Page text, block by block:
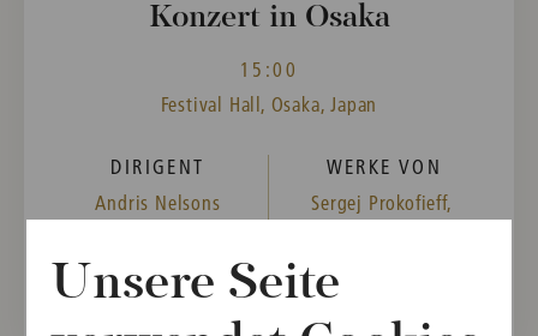
Konzert in Osaka
15:00
Festival Hall, Osaka, Japan
DIRIGENT
Andris Nelsons
WERKE VON
Sergej Prokofieff,
Unsere Seite